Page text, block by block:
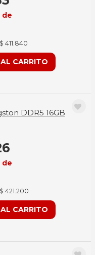
de
411.840
CARRITO
DDR5 16GB
de
421.200
CARRITO